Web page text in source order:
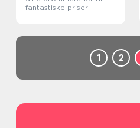
fantastiske priser
1 2